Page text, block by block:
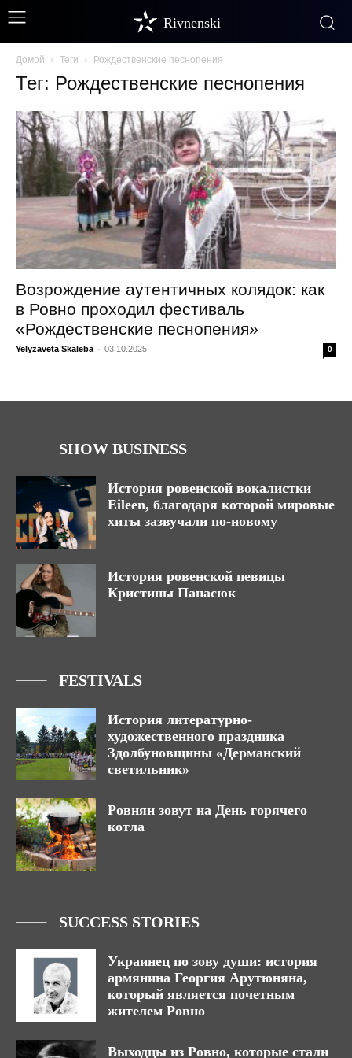
Rivnenski
Домой Теги Рождественские песнопения
Тег: Рождественские песнопения
Возрождение аутентичных колядок: как
в Ровно проходил фестиваль
«Рождественские песнопения»
Yelyzaveta Skaleba - 03.10.2025 0
SHOW BUSINESS
История ровенской вокалистки
Eileen, благодаря которой мировые
хиты зазвучали по-новому
История ровенской певицы
Кристины Панасюк
FESTIVALS
История литературно-
художественного праздника
Здолбуновщины «Дерманский
светильник»
Ровнян зовут на День горячего
котла
SUCCESS STORIES
Украинец по зову души: история
армянина Георгия Арутюняна,
который является почетным
жителем Ровно
Выходцы из Ровно, которые стали